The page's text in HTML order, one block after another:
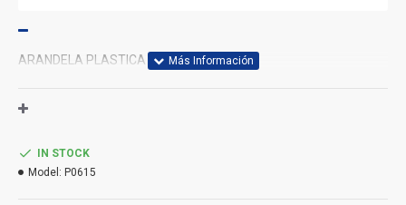
ARANDELA PLASTICA P/TAILPIECE 1 1/4
IN STOCK
Model: P0615